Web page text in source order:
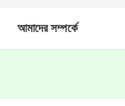
আমাদের সম্পর্কে